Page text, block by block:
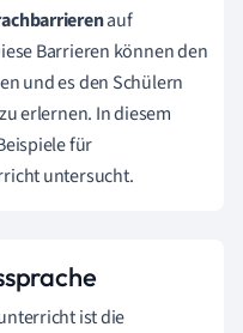
auf
Barrieren können den
und es den Schülern
erlernen. In diesem
für
untersucht.
ist die